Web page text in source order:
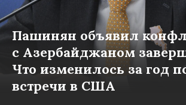
Пашинян объявил
с Азербайджаном
Что изменилось за год
встречи в США